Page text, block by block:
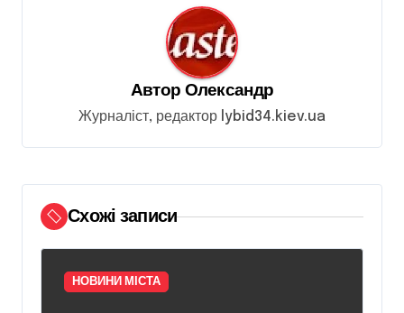
и
с
і
в
Автор Олександр
Журналіст, редактор lybid34.kiev.ua
Схожі записи
НОВИНИ МІСТА